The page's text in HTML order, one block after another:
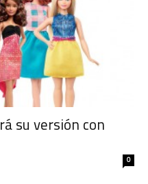
su versión con
0